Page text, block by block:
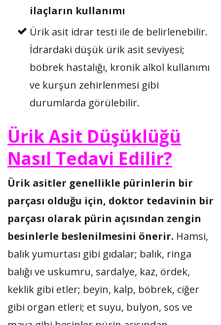
ilaçların kullanımı
Ürik asit idrar testi ile de belirlenebilir.
İdrardaki düşük ürik asit seviyesi;
böbrek hastalığı, kronik alkol kullanımı
ve kurşun zehirlenmesi gibi
durumlarda görülebilir.
Ürik Asit Düşüklüğü
Nasıl Tedavi Edilir?
Ürik asitler genellikle pürinlerin bir
parçası olduğu için, doktor tedavinin bir
parçası olarak pürin açısından zengin
besinlerle beslenilmesini önerir. Hamsi,
balık yumurtası gibi gıdalar; balık, ringa
balığı ve uskumru, sardalye, kaz, ördek,
keklik gibi etler; beyin, kalp, böbrek, ciğer
gibi organ etleri; et suyu, bulyon, sos ve